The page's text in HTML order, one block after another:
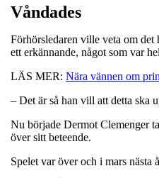
Våndades
Förhörsledaren ville veta om det
ett erkännande, något som var
LÄS MER: Nära vännen om
– Det är så han vill att detta ska
Nu började Dermot Clemenger
över sitt beteende.
Spelet var över och i mars nästa